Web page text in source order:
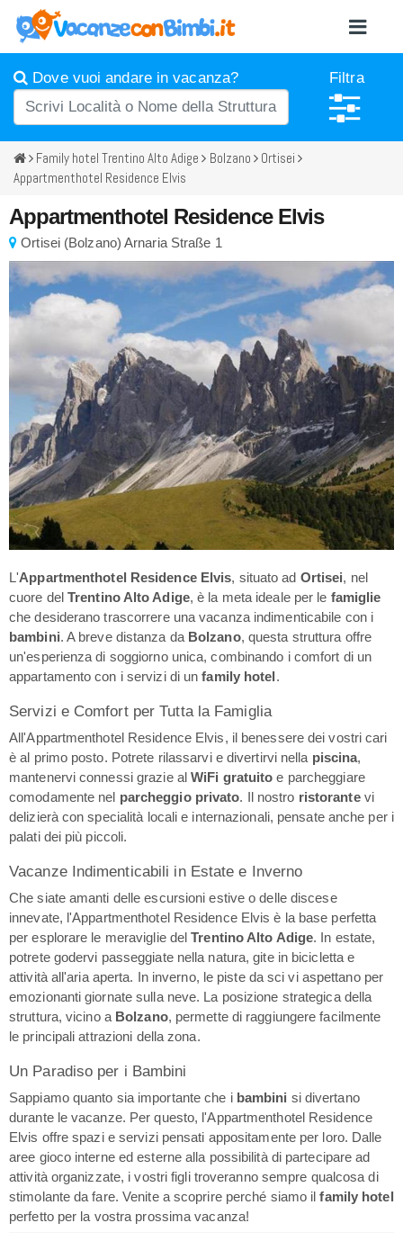
Dove vuoi andare in vacanza? Filtra
Family hotel Trentino Alto Adige Bolzano
Ortisei
Appartmenthotel Residence Elvis
Appartmenthotel Residence Elvis
Ortisei(Bolzano) Arnaria Straße 1
L'Appartmenthotel Residence Elvis, situato ad Ortisei, nel
cuore del Trentino Alto Adige, è la meta ideale per le famiglie
che desiderano trascorrere una vacanza indimenticabile con i
bambini. A breve distanza da Bolzano, questa struttura offre
un'esperienza di soggiorno unica, combinando i comfort di un
appartamento con i servizi di unfamily hotel.
Servizi e Comfort per Tutta la Famiglia
All'Appartmenthotel Residence Elvis, il benessere dei vostri cari
è al primo posto. Potrete rilassarvi e divertirvi nella piscina,
mantenervi connessi grazie alWiFi gratuito e parcheggiare
comodamente nel parcheggio privato. Il nostro ristorantevi
delizierà con specialità locali e internazionali, pensate anche per i
palati dei più piccoli.
Vacanze Indimenticabili in Estate e Inverno
Che siate amanti delle escursioni estive o delle discese
innevate, l'Appartmenthotel Residence Elvis è la base perfetta
per esplorare le meraviglie delTrentino Alto Adige. In estate,
potrete godervi passeggiate nella natura, gite in bicicletta e
attività all'aria aperta. In inverno, le piste da sci vi aspettano per
emozionanti giornate sulla neve. La posizione strategica della
struttura, vicino a Bolzano, permette di raggiungere facilmente
le principali attrazioni della zona.
Un Paradiso per i Bambini
Sappiamo quanto sia importante che i bambini si divertano
durante le vacanze. Per questo, l'Appartmenthotel Residence
Elvis offre spazi e servizi pensati appositamente per loro. Dalle
aree gioco interne ed esterne alla possibilità di partecipare ad
attività organizzate, i vostri figli troveranno sempre qualcosa di
stimolante da fare. Venite a scoprire perché siamo ilfamily hotel
perfetto per la vostra prossima vacanza!